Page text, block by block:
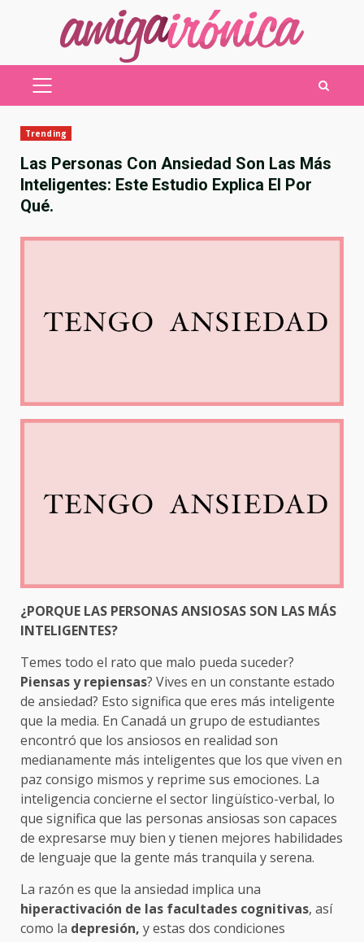
MENÚ
Trending
Las Personas Con Ansiedad Son Las Más
Inteligentes: Este Estudio Explica El Por
Qué.
¿PORQUE LAS PERSONAS ANSIOSAS SON LAS MÁS
INTELIGENTES?
Temes todo el rato que malo pueda suceder?
Piensas y repiensas? Vives en un constante estado
de ansiedad? Esto significa que eres más inteligente
que la media. En Canadá un grupo de estudiantes
encontró que los ansiosos en realidad son
medianamente más inteligentes que los que viven en
paz consigo mismos y reprime sus emociones. La
inteligencia concierne el sector lingüístico-verbal, lo
que significa que las personas ansiosas son capaces
de expresarse muy bien y tienen mejores habilidades
de lenguaje que la gente más tranquila y serena.
La razón es que la ansiedad implica una
hiperactivación de las facultades cognitivas, así
como la depresión, y estas dos condiciones